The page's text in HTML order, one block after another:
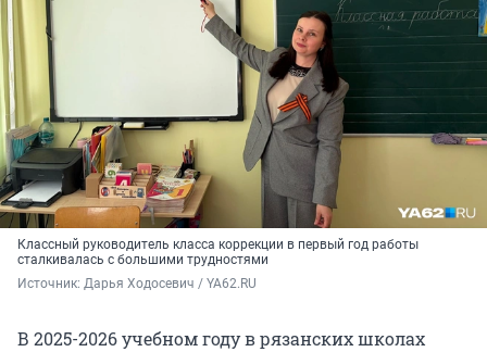
Классный руководитель класса коррекции в первый год работы
сталкивалась с большими трудностями
Источник: Дарья Ходосевич / YA62.RU
В 2025-2026 учебном году в рязанских школах